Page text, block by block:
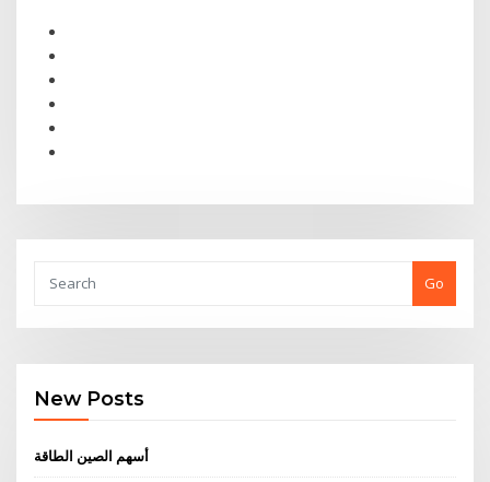
Go
New Posts
أسهم الصين الطاقة